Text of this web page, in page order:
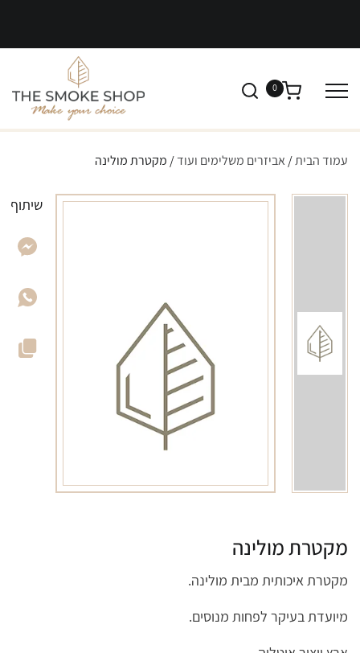
0
עמוד הבית/ אביזרים משלימים ועוד/ מקטרת מולינה
מקטרת מולינה
מקטרת איכותית מבית מולינה.
מיועדת בעיקר לפחות מנוסים.
שיתוף